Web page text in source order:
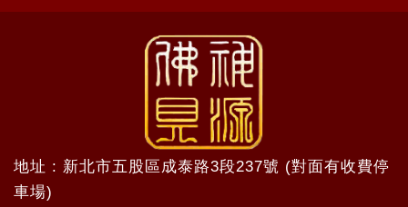
地址 : 新北市五股區成泰路3段237號 (對面有收費停
車場)